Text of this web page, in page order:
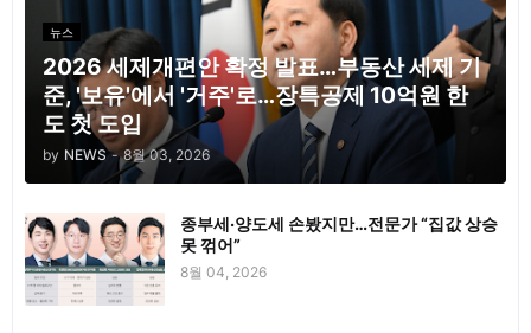
뉴스
2026 세제개편안 확정 발표…부동산 세제 기
준, '보유'에서 '거주'로…장특공제 10억원 한
도 첫 도입
by NEWS - 8월 03, 2026
종부세·양도세 손봤지만…전문가 “집값 상승
못 꺾어”
8월 04, 2026